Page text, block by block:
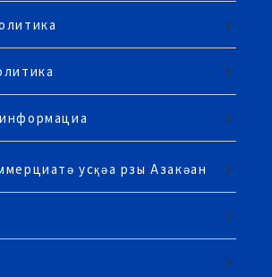
усқәа рзы Азакәан